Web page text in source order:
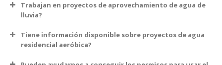
Trabajan en proyectos de aprovechamiento de agua de
lluvia?
Tiene información disponible sobre proyectos de agua
residencial aeróbica?